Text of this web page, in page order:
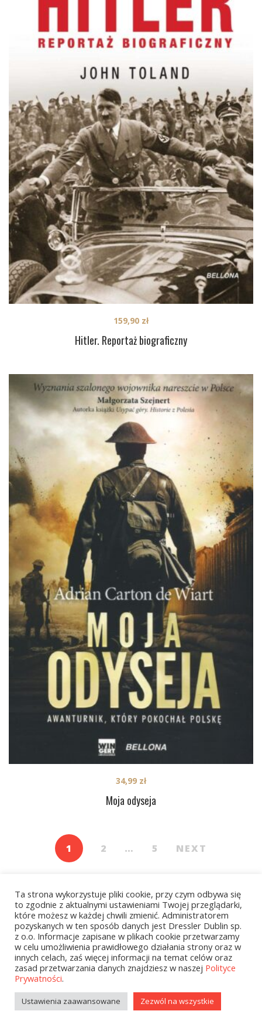
Hitler. Reportaż biograficzny
159,90 zł
Moja odyseja
34,99 zł
1 2 … 5 NEXT
Kategorie
zobacz wszystkie
Kolekcje Biedronka
Ta strona wykorzystuje pliki cookie, przy czym odbywa się
to zgodnie z aktualnymi ustawieniami Twojej przeglądarki,
które możesz w każdej chwili zmienić. Administratorem
pozyskanych w ten sposób danych jest Dressler Dublin sp.
z o.o. Informacje zapisane w plikach cookie przetwarzamy
w celu umożliwienia prawidłowego działania strony oraz w
innych celach, zaś więcej informacji na temat celów oraz
zasad przetwarzania danych znajdziesz w naszej Polityce
Prywatności.
Ustawienia zaawansowane Zezwól na wszystkie